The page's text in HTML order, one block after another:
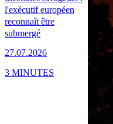
l'exécutif européen
reconnaît être
submergé
27.07.2026
3 MINUTES